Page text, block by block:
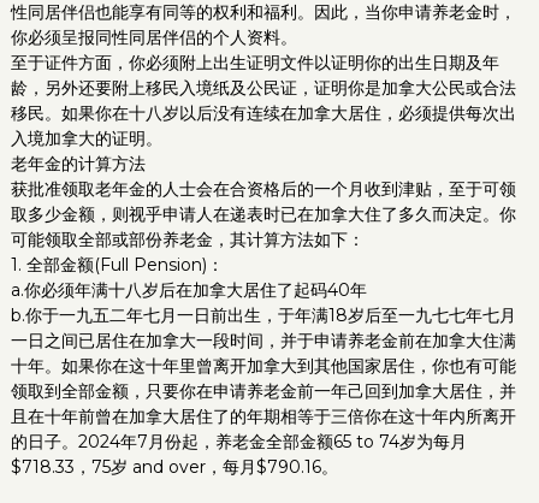
性同居伴侣也能享有同等的权利和福利。因此，当你申请养老金时，
你必须呈报同性同居伴侣的个人资料。
至于证件方面，你必须附上出生证明文件以证明你的出生日期及年
龄，另外还要附上移民入境纸及公民证，证明你是加拿大公民或合法
移民。如果你在十八岁以后没有连续在加拿大居住，必须提供每次出
入境加拿大的证明。
老年金的计算方法
获批准领取老年金的人士会在合资格后的一个月收到津贴，至于可领
取多少金额，则视乎申请人在递表时已在加拿大住了多久而决定。你
可能领取全部或部份养老金，其计算方法如下：
1. 全部金额(Full Pension)：
a.你必须年满十八岁后在加拿大居住了起码40年
b.你于一九五二年七月一日前出生，于年满18岁后至一九七七年七月
一日之间已居住在加拿大一段时间，并于申请养老金前在加拿大住满
十年。如果你在这十年里曾离开加拿大到其他国家居住，你也有可能
领取到全部金额，只要你在申请养老金前一年己回到加拿大居住，并
且在十年前曾在加拿大居住了的年期相等于三倍你在这十年内所离开
的日子。2024年7月份起，养老金全部金额65 to 74岁为每月
$718.33，75岁 and over，每月$790.16。